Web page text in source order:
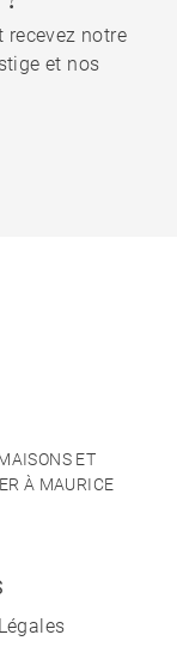
recevez notre
et nos
ET
À MAURICE